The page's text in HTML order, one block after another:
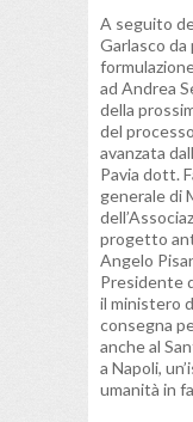
A seguito
Garlasco da
ad Andrea
della
del
avanzata
Pavia dott.
generale di
progetto
Angelo
Presidente
il ministero
consegna
anche al
a Napoli,
umanità in